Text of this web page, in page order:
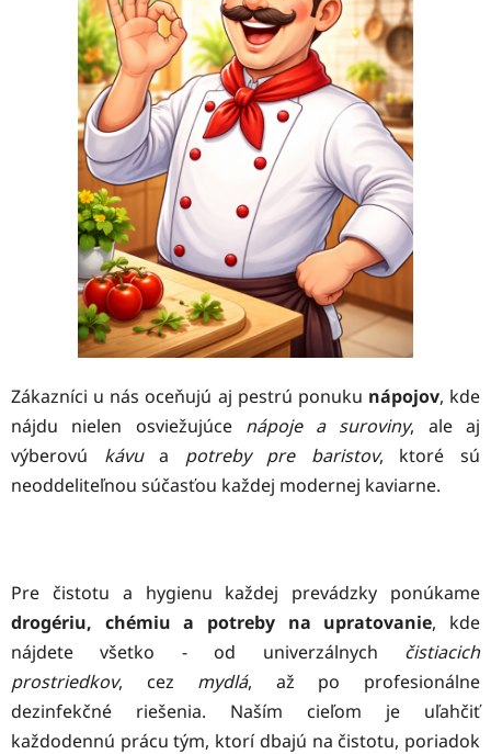
Zákazníci u nás oceňujú aj pestrú ponuku nápojov, kde
nájdu nielen osviežujúce nápoje a suroviny, ale aj
výberovú kávua potreby pre baristov, ktoré sú
neoddeliteľnou súčasťou každej modernej kaviarne.
Pre čistotu a hygienu každej prevádzky ponúkame
drogériu, chémiu a potreby na upratovanie, kde
nájdete všetko - od univerzálnych čistiacich
prostriedkov, cez mydlá, až po profesionálne
dezinfekčné riešenia. Naším cieľom je uľahčiť
každodennú prácu tým, ktorí dbajú na čistotu, poriadok